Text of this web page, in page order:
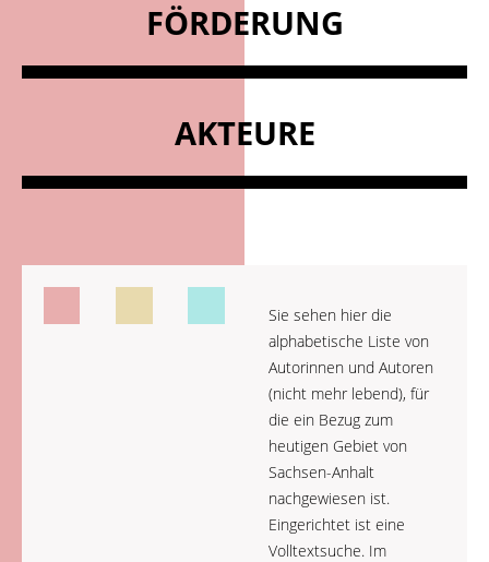
FÖRDERUNG
AKTEURE
Sie sehen hier die
alphabetische Liste von
Autorinnen und Autoren
(nicht mehr lebend), für
die ein Bezug zum
heutigen Gebiet von
Sachsen-Anhalt
nachgewiesen ist.
Eingerichtet ist eine
Volltextsuche. Im